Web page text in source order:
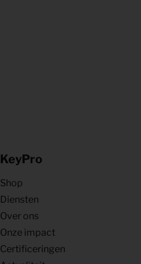
KeyPro
Shop
Diensten
Over ons
Onze impact
Certificeringen